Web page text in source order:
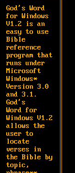
God's Word
for Windows
V1.2 is an
easy to use
Bible
reference
program that
runs under
Microsoft
Windows*
Version 3.0
and 3.1.
God's
Word for
Windows V1.2
allows the
user to
locate
verses in
the Bible by
topic,